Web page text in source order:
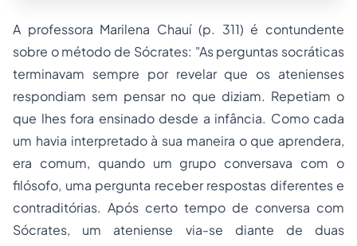
A professora Marilena Chauí (p. 311) é contundente
sobre o método de Sócrates: "As perguntas socráticas
terminavam sempre por revelar que os atenienses
respondiam sem pensar no que diziam. Repetiam o
que lhes fora ensinado desde a infância. Como cada
um havia interpretado à sua maneira o que aprendera,
era comum, quando um grupo conversava com o
filósofo, uma pergunta receber respostas diferentes e
contraditórias. Após certo tempo de conversa com
Sócrates, um ateniense via-se diante de duas